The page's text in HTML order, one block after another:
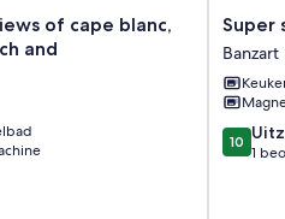
of cape blanc,
and
Super
spacious
T2
in
the
heart
of
Super
Banzart
10.0
van
10
1